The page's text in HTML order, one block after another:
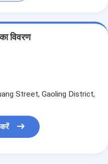
विवरण
Street, Gaoling District,